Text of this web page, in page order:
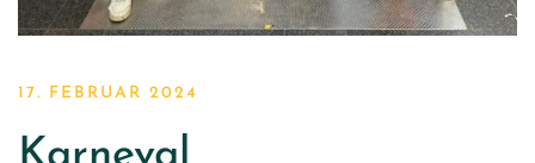
17. FEBRUAR 2024